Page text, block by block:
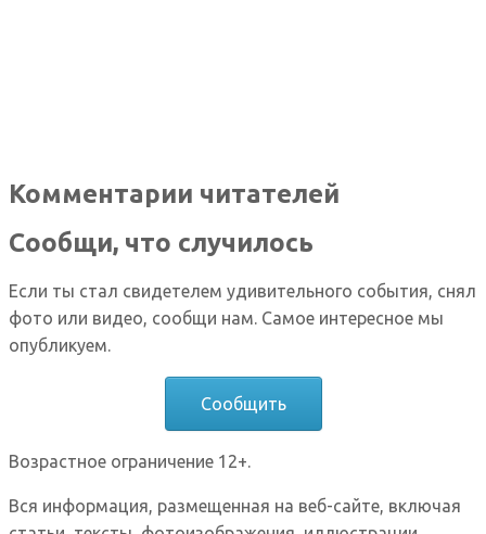
Комментарии читателей
Сообщи, что случилось
Если ты стал свидетелем удивительного события, снял
фото или видео, сообщи нам. Самое интересное мы
опубликуем.
Сообщить
Возрастное ограничение 12+.
Вся информация, размещенная на веб-сайте, включая